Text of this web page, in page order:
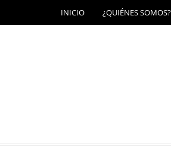
INICIO ¿QUIÉNES SOMOS?